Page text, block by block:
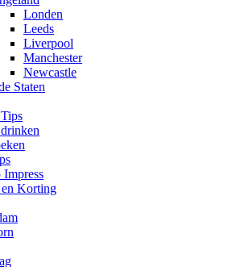
Londen
Leeds
Liverpool
Manchester
Newcastle
Staten
Impress
Korting